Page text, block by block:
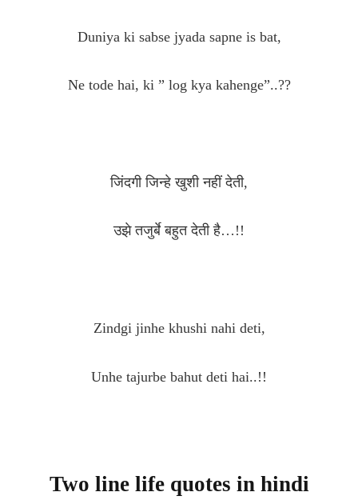
Duniya ki sabse jyada sapne is bat,
Ne tode hai, ki ” log kya kahenge”..??
जिंदगी जिन्हे खुशी नहीं देती,
उझे तजुर्बे बहुत देती है…!!
Zindgi jinhe khushi nahi deti,
Unhe tajurbe bahut deti hai..!!
Two line life quotes in hindi